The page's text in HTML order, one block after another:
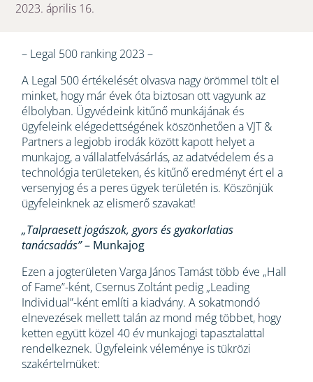
2023. április 16.
– Legal 500 ranking 2023 –
A Legal 500 értékelését olvasva nagy örömmel tölt el
minket, hogy már évek óta biztosan ott vagyunk az
élbolyban. Ügyvédeink kitűnő munkájának és
ügyfeleink elégedettségének köszönhetően a VJT &
Partners a legjobb irodák között kapott helyet a
munkajog, a vállalatfelvásárlás, az adatvédelem és a
technológia területeken, és kitűnő eredményt ért el a
versenyjog és a peres ügyek területén is. Köszönjük
ügyfeleinknek az elismerő szavakat!
„Talpraesett jogászok, gyors és gyakorlatias
tanácsadás”– Munkajog
Ezen a jogterületen Varga János Tamást több éve „Hall
of Fame”-ként, Csernus Zoltánt pedig „Leading
Individual”-ként említi a kiadvány. A sokatmondó
elnevezések mellett talán az mond még többet, hogy
ketten együtt közel 40 év munkajogi tapasztalattal
rendelkeznek. Ügyfeleink véleménye is tükrözi
szakértelmüket: